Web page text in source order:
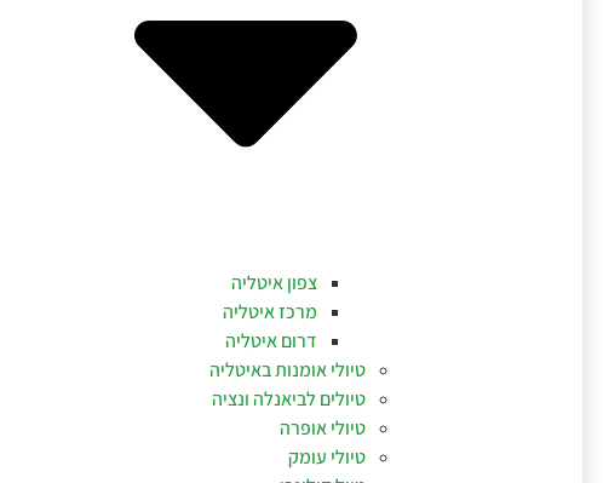
צפון איטליה
מרכז איטליה
דרום איטליה
טיולי אומנות באיטליה
טיולים לביאנלה ונציה
טיולי אופרה
טיולי עומק